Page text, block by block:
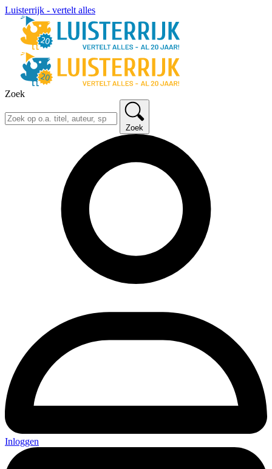
Luisterrijk - vertelt alles
Zoek
Zoek
Inloggen